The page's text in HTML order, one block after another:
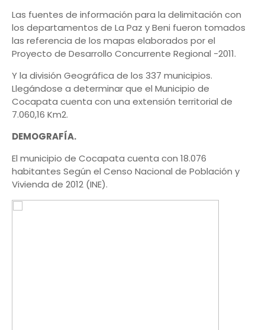
Las fuentes de información para la delimitación con
los departamentos de La Paz y Beni fueron tomados
las referencia de los mapas elaborados por el
Proyecto de Desarrollo Concurrente Regional -2011.
Y la división Geográfica de los 337 municipios.
Llegándose a determinar que el Municipio de
Cocapata cuenta con una extensión territorial de
7.060,16 Km2.
DEMOGRAFÍA.
El municipio de Cocapata cuenta con 18.076
habitantes Según el Censo Nacional de Población y
Vivienda de 2012 (INE).